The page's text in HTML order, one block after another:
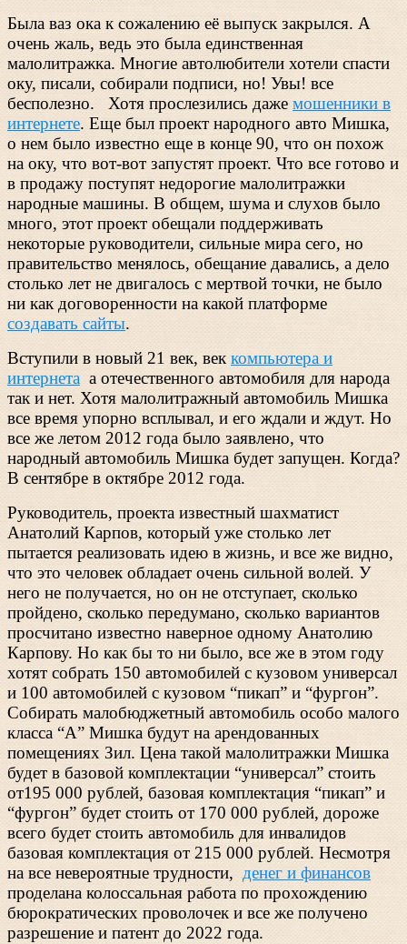
Была ваз ока к сожалению её выпуск закрылся. А
очень жаль, ведь это была единственная
малолитражка. Многие автолюбители хотели спасти
оку, писали, собирали подписи, но! Увы! все
бесполезно. Хотя прослезились даже мошенники в
интернете. Еще был проект народного авто Мишка,
о нем было известно еще в конце 90, что он похож
на оку, что вот-вот запустят проект. Что все готово и
в продажу поступят недорогие малолитражки
народные машины. В общем, шума и слухов было
много, этот проект обещали поддерживать
некоторые руководители, сильные мира сего, но
правительство менялось, обещание давались, а дело
столько лет не двигалось с мертвой точки, не было
ни как договоренности на какой платформе
создавать сайты.
Вступили в новый 21 век, веккомпьютера и
интернетаа отечественного автомобиля для народа
так и нет. Хотя малолитражный автомобиль Мишка
все время упорно всплывал, и его ждали и ждут. Но
все же летом 2012 года было заявлено, что
народный автомобиль Мишка будет запущен. Когда?
В сентябре в октябре 2012 года.
Руководитель, проекта известный шахматист
Анатолий Карпов, который уже столько лет
пытается реализовать идею в жизнь, и все же видно,
что это человек обладает очень сильной волей. У
него не получается, но он не отступает, сколько
пройдено, сколько передумано, сколько вариантов
просчитано известно наверное одному Анатолию
Карпову. Но как бы то ни было, все же в этом году
хотят собрать 150 автомобилей с кузовом универсал
и 100 автомобилей с кузовом “пикап” и “фургон”.
Собирать малобюджетный автомобиль особо малого
класса “А” Мишка будут на арендованных
помещениях Зил. Цена такой малолитражки Мишка
будет в базовой комплектации “универсал” стоить
от195 000 рублей, базовая комплектация “пикап” и
“фургон” будет стоить от 170 000 рублей, дороже
всего будет стоить автомобиль для инвалидов
базовая комплектация от 215 000 рублей. Несмотря
на все невероятные трудности, денег и финансов
проделана колоссальная работа по прохождению
бюрократических проволочек и все же получено
разрешение и патент до 2022 года.